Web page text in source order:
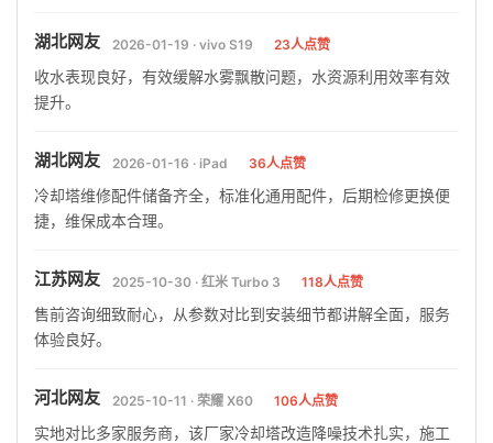
湖北网友 2026-01-19 · vivo S19 23人点赞
收水表现良好，有效缓解水雾飘散问题，水资源利用效率有效
提升。
湖北网友 2026-01-16 · iPad 36人点赞
冷却塔维修配件储备齐全，标准化通用配件，后期检修更换便
捷，维保成本合理。
江苏网友 2025-10-30 · 红米 Turbo 3 118人点赞
售前咨询细致耐心，从参数对比到安装细节都讲解全面，服务
体验良好。
河北网友 2025-10-11 · 荣耀 X60 106人点赞
实地对比多家服务商，该厂家冷却塔改造降噪技术扎实，施工